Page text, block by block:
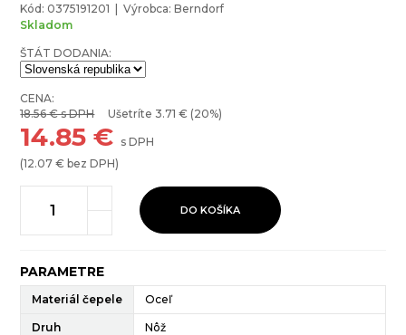
Kód: 0375191201 | Výrobca: Berndorf
Skladom
ŠTÁT DODANIA:
CENA:
18.56€ s DPH Ušetríte3.71 € (20%)
14.85 € s DPH
(12.07 € bez DPH)
DO KOŠÍKA
PARAMETRE
Materiál čepele Oceľ
Druh Nôž